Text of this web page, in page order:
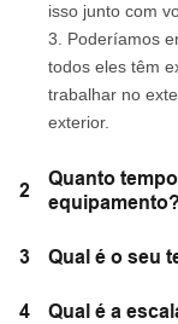
isso junto com
3. Poderíamos
todos eles têm
trabalhar no
exterior.
2
Quanto
equipamento?
3 Qual é o seu
4 Qual é a